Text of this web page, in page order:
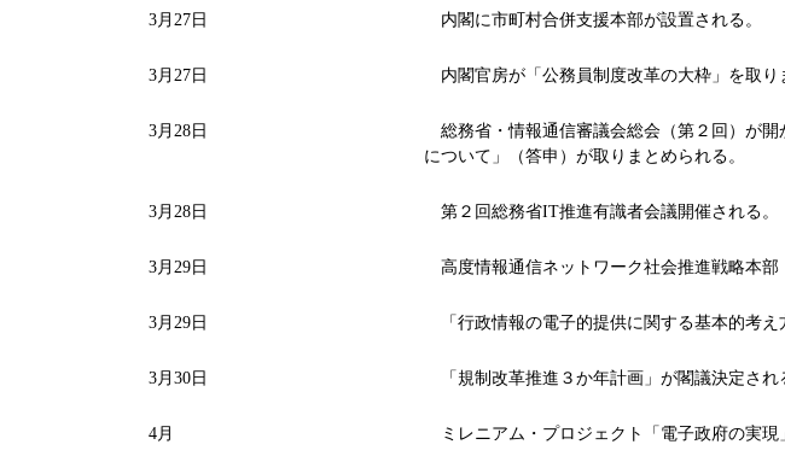
3月27日 内閣に市町村合併支援本部が設置される。
3月27日 内閣官房が「公務員制度改革の大枠」を取り
3月28日
総務省・情報通信審議会総会（第２回）が
について」（答申）が取りまとめられる。
3月28日 第２回総務省IT推進有識者会議開催される。
3月29日 高度情報通信ネットワーク社会推進戦略本部
3月29日 「行政情報の電子的提供に関する基本的考え
3月30日 「規制改革推進３か年計画」が閣議決定され
4月 ミレニアム・プロジェクト「電子政府の実現